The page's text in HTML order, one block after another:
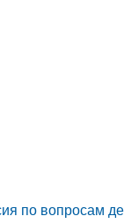
по вопросам